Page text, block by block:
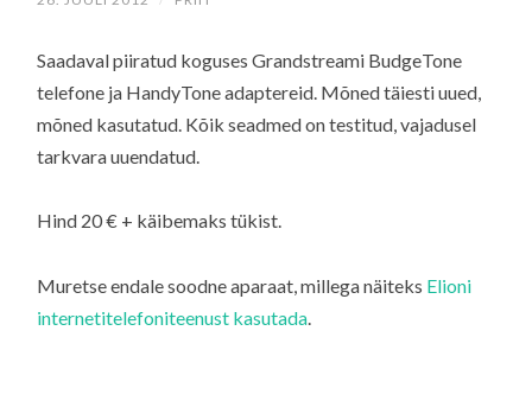
Saadaval piiratud koguses Grandstreami BudgeTone
telefone ja HandyTone adaptereid. Mõned täiesti uued,
mõned kasutatud. Kõik seadmed on testitud, vajadusel
tarkvara uuendatud.
Hind 20 € + käibemaks tükist.
Muretse endale soodne aparaat, millega näiteks Elioni
internetitelefoniteenust kasutada